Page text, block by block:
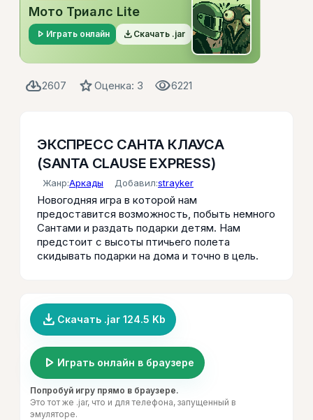
Мото Триалс Lite
play_arrow Играть онлайн file_download Скачать .jar
cloud_download2607 starОценка: 3 visibility6221
ЭКСПРЕСС САНТА КЛАУСА
(SANTA CLAUSE EXPRESS)
Жанр:Аркады Добавил:strayker
Новогодняя игра в которой нам
предоставится возможность, побыть немного
Сантами и раздать подарки детям. Нам
предстоит с высоты птичьего полета
скидывать подарки на дома и точно в цель.
file_download Скачать .jar 124.5 Kb
play_arrow Играть онлайн в браузере
Попробуй игру прямо в браузере.
Это тот же .jar, что и для телефона, запущенный в
эмуляторе.